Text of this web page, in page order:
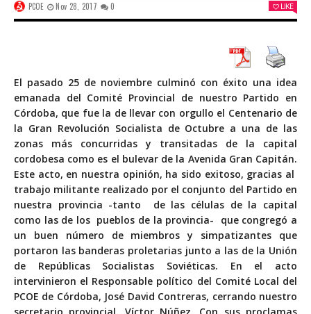
PCOE Nov 28, 2017 0 LIKE
El pasado 25 de noviembre culminó con éxito una idea
emanada del Comité Provincial de nuestro Partido en
Córdoba, que fue la de llevar con orgullo el Centenario de
la Gran Revolución Socialista de Octubre a una de las
zonas más concurridas y transitadas de la capital
cordobesa como es el bulevar de la Avenida Gran Capitán.
Este acto, en nuestra opinión, ha sido exitoso, gracias al
trabajo militante realizado por el conjunto del Partido en
nuestra provincia -tanto de las células de la capital
como las de los pueblos de la provincia- que congregó a
un buen número de miembros y simpatizantes que
portaron las banderas proletarias junto a las de la Unión
de Repúblicas Socialistas Soviéticas. En el acto
intervinieron el Responsable político del Comité Local del
PCOE de Córdoba, José David Contreras, cerrando nuestro